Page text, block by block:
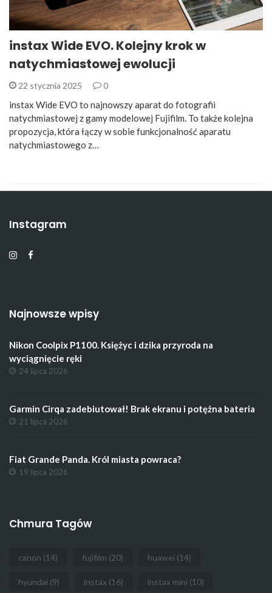
instax Wide EVO. Kolejny krok w
natychmiastowej ewolucji
22 stycznia 2025 0
instax Wide EVO to najnowszy aparat do fotografii
natychmiastowej z gamy modelowej Fujifilm. To także kolejna
propozycja, która łączy w sobie funkcjonalność aparatu
natychmiastowego z…
Instagram
Najnowsze wpisy
Nikon Coolpix P1100. Księżyc i dzika przyroda na
wyciągnięcie ręki
24 lipca 2026
Garmin Cirqa zadebiutował! Brak ekranu i potężna bateria
21 lipca 2026
Fiat Grande Panda. Król miasta powraca?
19 lipca 2026
Chmura Tagów
canon (14) fujifilm (20) huawei (14)
hyundai (9) instax (16) instax mini (10)